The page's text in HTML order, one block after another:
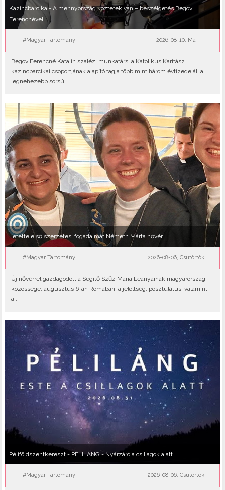
Kazincbarcika - A mennyország köztetek van – beszélgetés Begov
Ferencnével
#Magyar Tartomány 2026-08-10, Ma
Begov Ferencné Katalin szalézi munkatárs, a Katolikus Karitász
kazincbarcikai csoportjának alapító tagja több mint három évtizede áll a
legnehezebb sorsú..
Letette első szerzetesi fogadalmát Németh Márta nővér
#Magyar Tartomány 2026-08-06, Csütörtök
Új nővérrel gazdagodott a Segítő Szűz Mária Leányainak magyarországi
közössége: augusztus 6-án Rómában, a jelöltség, posztulátus, valamint
a..
Péliföldszentkereszt - PÉLILÁNG - Nyárzáró a csillagok alatt
#Magyar Tartomány 2026-08-06, Csütörtök